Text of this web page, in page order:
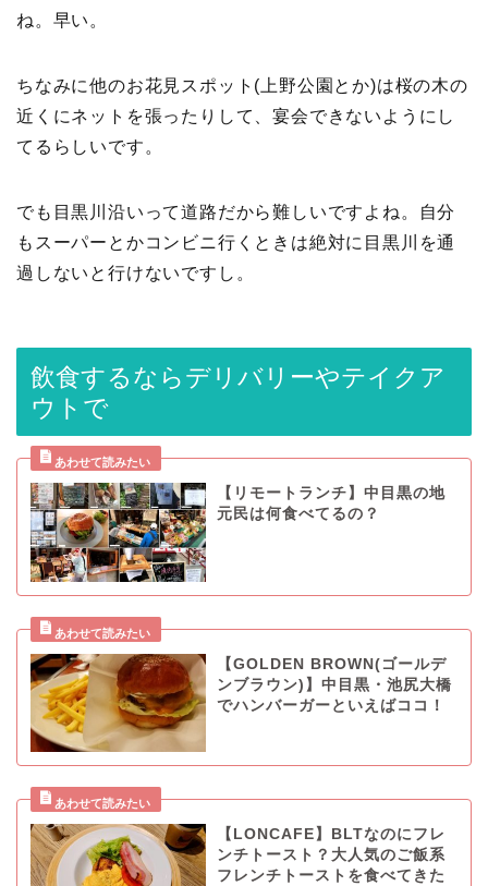
ね。早い。
ちなみに他のお花見スポット(上野公園とか)は桜の木の
近くにネットを張ったりして、宴会できないようにし
てるらしいです。
でも目黒川沿いって道路だから難しいですよね。自分
もスーパーとかコンビニ行くときは絶対に目黒川を通
過しないと行けないですし。
飲食するならデリバリーやテイクア
ウトで
【リモートランチ】中目黒の地
元民は何食べてるの？
【GOLDEN BROWN(ゴールデ
ンブラウン)】中目黒・池尻大橋
でハンバーガーといえばココ！
【LONCAFE】BLTなのにフレ
ンチトースト？大人気のご飯系
フレンチトーストを食べてきた